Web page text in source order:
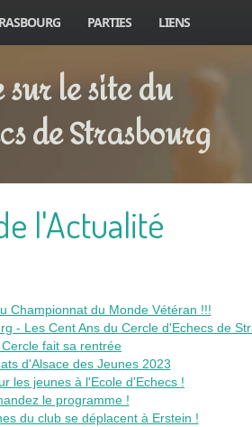
PARTIES LIENS
le site du
de Strasbourg
l'Actualité
Championnat du Monde Vétéran !!!
- Les Cent Ans du Cercle d'Echecs de
Cercle fait sa rentrée
d'Alsace des Jeunes 2023
les jeunes à l'Ecole d'Echecs !
le programme !
du club se déplacent à Erstein !